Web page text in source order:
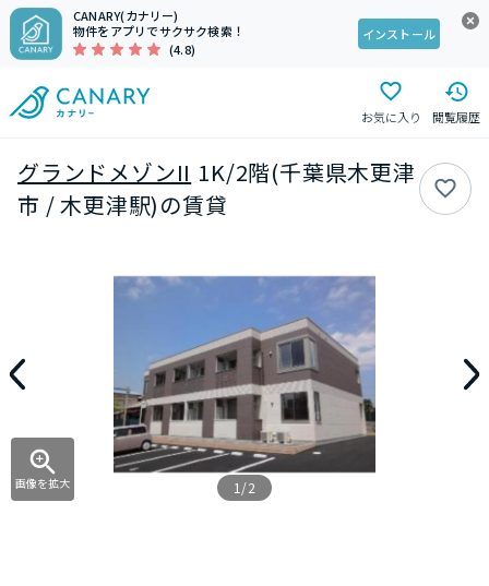
CANARY(カナリー)
物件をアプリでサクサク検索！
(4.8)
インストール
お気に入り 閲覧履歴
グランドメゾンII 1K/2階(千葉県木更津
市 / 木更津駅)の賃貸
画像を拡大 1/2